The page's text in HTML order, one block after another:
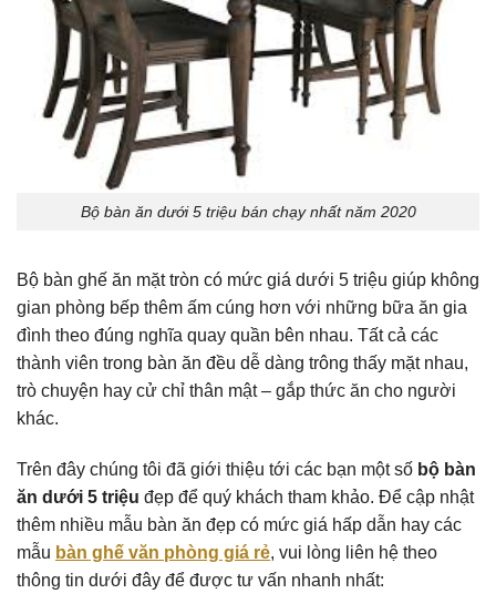
Bộ bàn ăn dưới 5 triệu bán chạy nhất năm 2020
Bộ bàn ghế ăn mặt tròn có mức giá dưới 5 triệu giúp không
gian phòng bếp thêm ấm cúng hơn với những bữa ăn gia
đình theo đúng nghĩa quay quần bên nhau. Tất cả các
thành viên trong bàn ăn đều dễ dàng trông thấy mặt nhau,
trò chuyện hay cử chỉ thân mật – gắp thức ăn cho người
khác.
Trên đây chúng tôi đã giới thiệu tới các bạn một số bộ bàn
ăn dưới 5 triệu đẹp để quý khách tham khảo. Để cập nhật
thêm nhiều mẫu bàn ăn đẹp có mức giá hấp dẫn hay các
mẫu bàn ghế văn phòng giá rẻ, vui lòng liên hệ theo
thông tin dưới đây để được tư vấn nhanh nhất: